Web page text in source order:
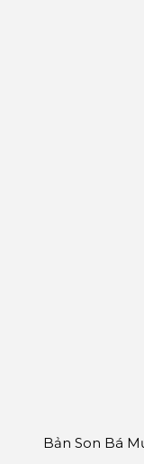
Bản Son Bá